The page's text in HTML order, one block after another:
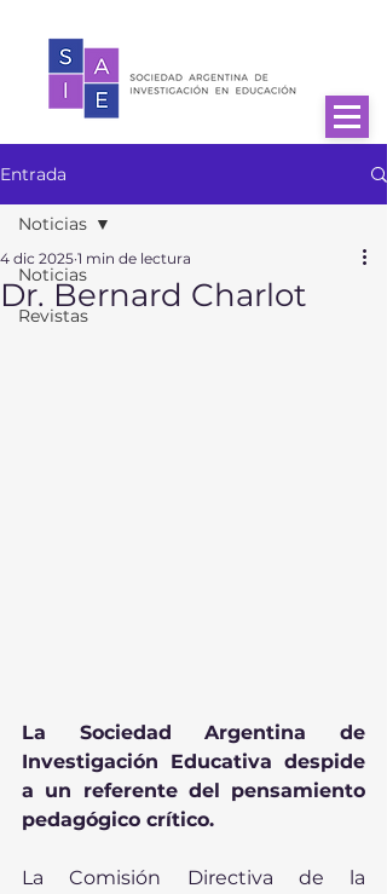
Entrada
Noticias
Revistas
Noticias
Dr. Bernard Charlot
4 dic 2025 1 min de lectura
La Sociedad Argentina de
Investigación Educativa despide
a un referente del pensamiento
pedagógico crítico.
La Comisión Directiva de la